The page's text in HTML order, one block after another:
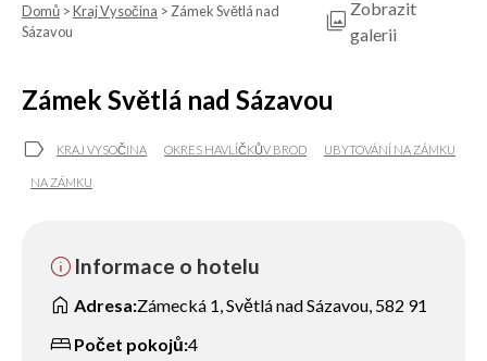
Domů >Kraj Vysočina > Zámek Světlá nad
Sázavou
photo_library Zobrazit
galerii
Zámek Světlá nad Sázavou
label KRAJ VYSOČINA OKRES HAVLÍČKŮV BROD UBYTOVÁNÍ NA ZÁMKU
NA ZÁMKU
info Informace o hotelu
home Adresa:Zámecká 1, Světlá nad Sázavou, 582 91
bed Počet pokojů:4